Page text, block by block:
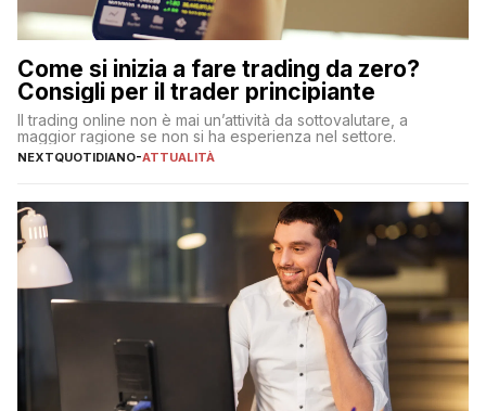
Come si inizia a fare trading da zero?
Consigli per il trader principiante
Il trading online non è mai un’attività da sottovalutare, a
maggior ragione se non si ha esperienza nel settore.
NEXTQUOTIDIANO-ATTUALITÀ